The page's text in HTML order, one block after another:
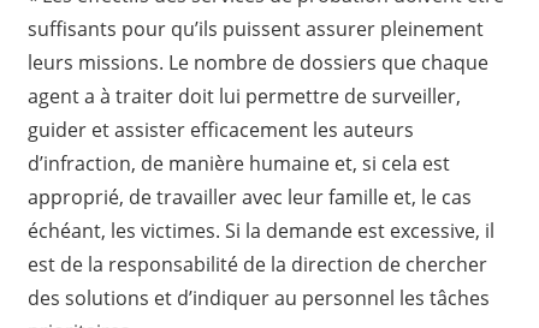
suffisants pour qu’ils puissent assurer pleinement
leurs missions. Le nombre de dossiers que chaque
agent a à traiter doit lui permettre de surveiller,
guider et assister efficacement les auteurs
d’infraction, de manière humaine et, si cela est
approprié, de travailler avec leur famille et, le cas
échéant, les victimes. Si la demande est excessive, il
est de la responsabilité de la direction de chercher
des solutions et d’indiquer au personnel les tâches